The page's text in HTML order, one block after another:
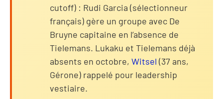
cutoff) : Rudi Garcia (sélectionneur
français) gère un groupe avec De
Bruyne capitaine en l’absence de
Tielemans. Lukaku et Tielemans déjà
absents en octobre, Witsel (37 ans,
Gérone) rappelé pour leadership
vestiaire.